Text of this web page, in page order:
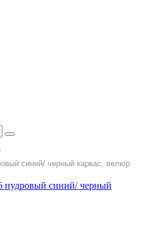
синий/ черный каркас, велюр